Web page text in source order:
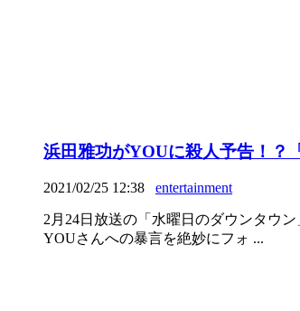
浜田雅功がYOUに殺人予告！？
2021/02/25 12:38 entertainment
2月24日放送の「水曜日のダウンタウ
YOUさんへの暴言を絶妙にフォ ...